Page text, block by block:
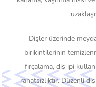
Dişler üzerinde
birikintilerinin
fırçalama, diş ipi
rahatsızlıktır. Düzenli